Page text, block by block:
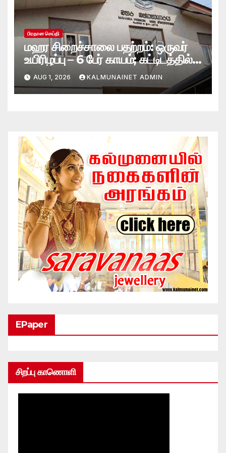
பிரதான செய்தி
மஹர சிறைச்சாலை பதற்றம்: ஒருவர்
உயிரிழப்பு – 6 பேர் காயம்; கட்டிடத்தில்
பாரிய தீ
AUG 1, 2026 KALMUNAINET ADMIN
EPaper
சிறப்பு காணொளி